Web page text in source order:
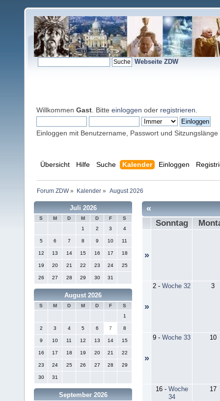
Webseite ZDW
Willkommen Gast . Bitte einloggen oder registrieren
Einloggen mit Benutzername, Passwort und Sitzungslänge
Übersicht Hilfe Suche Kalender Einloggen
Forum ZDW» Kalender » August 2026
Juli 2026
S M D M D F
S
1
2 3 4
5 6 7 8 9 10 11
12 13 14 15 16 17 18
19 20 21 22 23 24 25
26 27 28 29 30 31
August 2026
S M D M D F
S
1
2 3 4 5 6 7 8
9 10 11 12 13 14 15
16 17 18 19 20 21 22
23 24 25 26 27 28 29
30 31
September 2026
«
Sonntag
»
»
2 - Woche 32 3
»
9 - Woche 33 10
16- Woche
34
17